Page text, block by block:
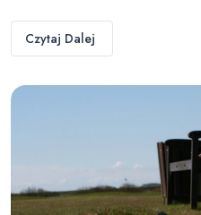
Czytaj Dalej